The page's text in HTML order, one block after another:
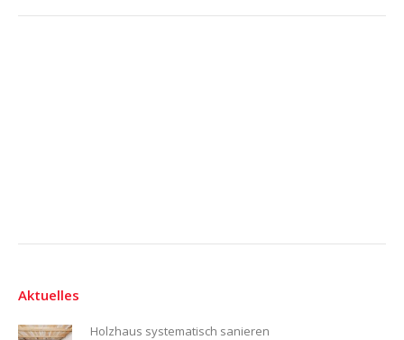
Aktuelles
Holzhaus systematisch sanieren